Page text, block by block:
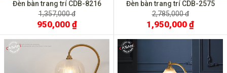
Đèn bàn trang trí CDB-8216
1,357,000 đ
950,000 ₫
Đèn bàn trang trí CDB-2575
2,785,000 đ
1,950,000 ₫